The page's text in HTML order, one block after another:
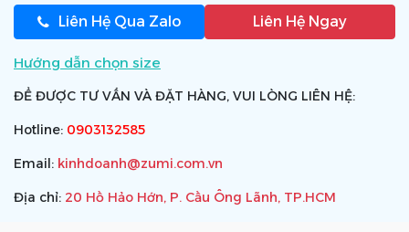
Liên Hệ Qua Zalo Liên Hệ Ngay
Hướng dẫn chọn size
ĐỂ ĐƯỢC TƯ VẤN VÀ ĐẶT HÀNG, VUI LÒNG LIÊN HỆ:
Hotline: 0903132585
Email: kinhdoanh@zumi.com.vn
Địa chỉ: 20 Hồ Hảo Hớn, P. Cầu Ông Lãnh, TP.HCM